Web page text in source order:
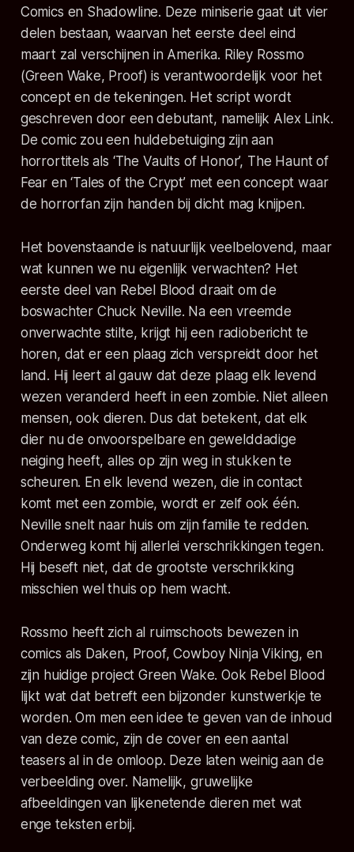
Comics en Shadowline. Deze miniserie gaat uit vier
delen bestaan, waarvan het eerste deel eind
maart zal verschijnen in Amerika. Riley Rossmo
(Green Wake, Proof) is verantwoordelijk voor het
concept en de tekeningen. Het script wordt
geschreven door een debutant, namelijk Alex Link.
De comic zou een huldebetuiging zijn aan
horrortitels als ‘The Vaults of Honor’, The Haunt of
Fear en ‘Tales of the Crypt’ met een concept waar
de horrorfan zijn handen bij dicht mag knijpen.
Het bovenstaande is natuurlijk veelbelovend, maar
wat kunnen we nu eigenlijk verwachten? Het
eerste deel van Rebel Blood draait om de
boswachter Chuck Neville. Na een vreemde
onverwachte stilte, krijgt hij een radiobericht te
horen, dat er een plaag zich verspreidt door het
land. Hij leert al gauw dat deze plaag elk levend
wezen veranderd heeft in een zombie. Niet alleen
mensen, ook dieren. Dus dat betekent, dat elk
dier nu de onvoorspelbare en gewelddadige
neiging heeft, alles op zijn weg in stukken te
scheuren. En elk levend wezen, die in contact
komt met een zombie, wordt er zelf ook één.
Neville snelt naar huis om zijn familie te redden.
Onderweg komt hij allerlei verschrikkingen tegen.
Hij beseft niet, dat de grootste verschrikking
misschien wel thuis op hem wacht.
Rossmo heeft zich al ruimschoots bewezen in
comics als Daken, Proof, Cowboy Ninja Viking, en
zijn huidige project Green Wake. Ook Rebel Blood
lijkt wat dat betreft een bijzonder kunstwerkje te
worden. Om men een idee te geven van de inhoud
van deze comic, zijn de cover en een aantal
teasers al in de omloop. Deze laten weinig aan de
verbeelding over. Namelijk, gruwelijke
afbeeldingen van lijkenetende dieren met wat
enge teksten erbij.